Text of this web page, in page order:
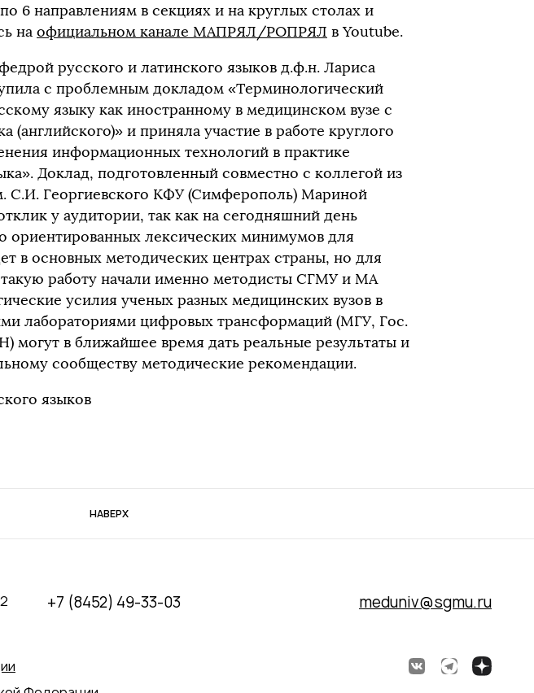
6 направлениям в секциях и на круглых столах и
на официальном канале МАПРЯЛ/РОПРЯЛ в Youtube.
русского и латинского языков д.ф.н. Лариса
с проблемным докладом «Терминологический
языку как иностранному в медицинском вузе с
и приняла участие в работе круглого
информационных технологий в практике
Доклад, подготовленный совместно с коллегой из
С.И. Георгиевского КФУ (Симферополь) Мариной
у аудитории, так как на сегодняшний день
ориентированных лексических минимумов для
в основных методических центрах страны, но для
работу начали именно методисты СГМУ и МА
усилия ученых разных медицинских вузов в
лабораториями цифровых трансформаций (МГУ, Гос.
в ближайшее время дать реальные результаты и
сообществу методические рекомендации.
языков
НАВЕРХ
+7 (8452) 49-33-03 meduniv@sgmu.ru